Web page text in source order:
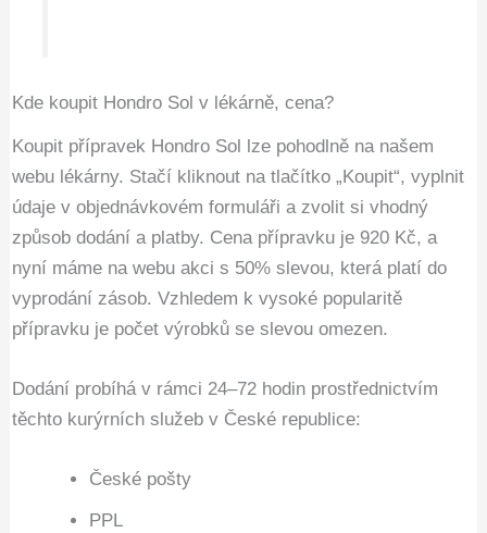
Kde koupit Hondro Sol v lékárně, cena?
Koupit přípravek Hondro Sol lze pohodlně na našem
webu lékárny. Stačí kliknout na tlačítko „Koupit“, vyplnit
údaje v objednávkovém formuláři a zvolit si vhodný
způsob dodání a platby. Cena přípravku je 920 Kč, a
nyní máme na webu akci s 50% slevou, která platí do
vyprodání zásob. Vzhledem k vysoké popularitě
přípravku je počet výrobků se slevou omezen.
Dodání probíhá v rámci 24–72 hodin prostřednictvím
těchto kurýrních služeb v České republice:
České pošty
PPL